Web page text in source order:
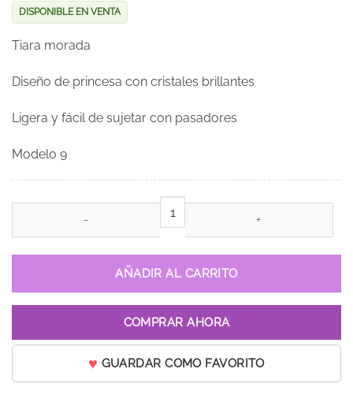
DISPONIBLE EN VENTA
Tiara morada
Diseño de princesa con cristales brillantes
Ligera y fácil de sujetar con pasadores
Modelo 9
Tiara Morada cantidad
AÑADIR AL CARRITO
COMPRAR AHORA
GUARDAR COMO FAVORITO